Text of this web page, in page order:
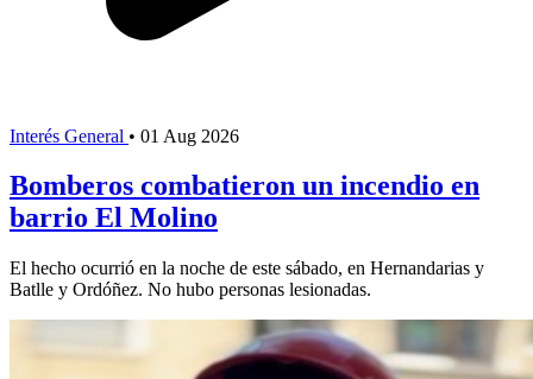
Interés General • 01 Aug 2026
Bomberos combatieron un incendio en
barrio El Molino
El hecho ocurrió en la noche de este sábado, en Hernandarias y
Batlle y Ordóñez. No hubo personas lesionadas.